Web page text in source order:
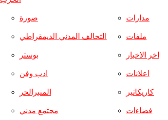
صورة
التحالف المدني الديمقراطي
بوستر
ادب وفن
المنبرالحر
مجتمع مدني
مدارات
ملفات
اخر الاخبار
اعلانات
كاريكاتير
فضاءات